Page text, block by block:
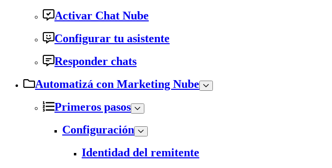
Activar Chat Nube
Configurar tu asistente
Responder chats
Automatizá con Marketing Nube
Primeros pasos
Configuración
Identidad del remitente